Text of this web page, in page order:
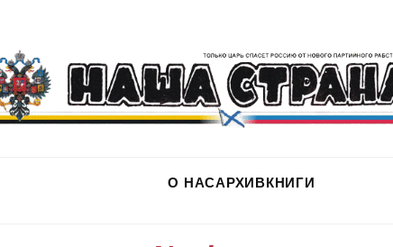
О НАСАРХИВКНИГИ